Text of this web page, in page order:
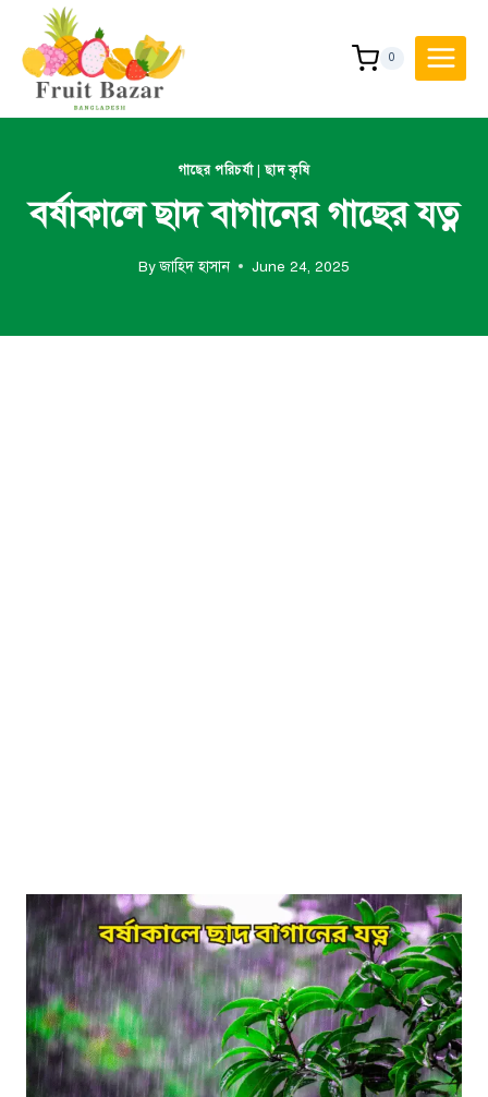
content
0
গাছের পরিচর্যা|ছাদ কৃষি
বর্ষাকালে ছাদ বাগানের গাছের যত্ন
Byজাহিদ হাসান June 24, 2025